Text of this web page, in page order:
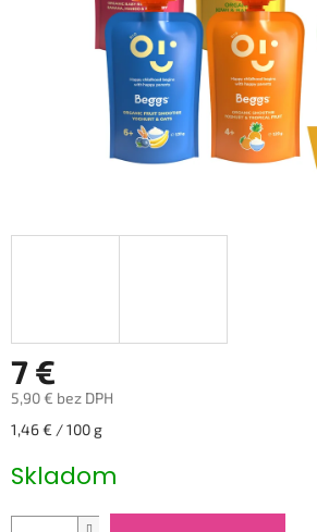
7 €
5,90 € bez DPH
Jednotková
1,46 € / 100 g
Skladom